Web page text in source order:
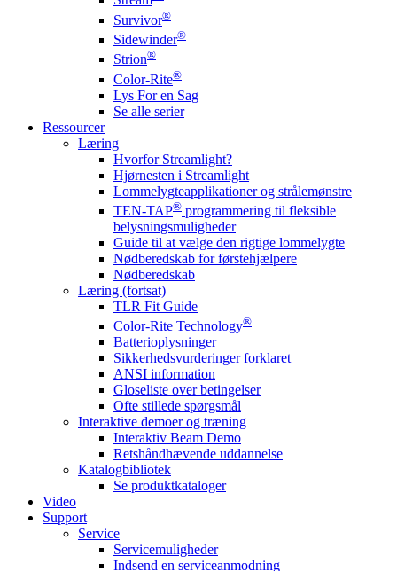
Survivor®
Sidewinder®
Strion®
Color-Rite®
Lys For en Sag
Se alle serier
Ressourcer
Læring
Hvorfor Streamlight?
Hjørnesten i Streamlight
Lommelygteapplikationer og strålemønstre
TEN-TAP® programmering til fleksible
belysningsmuligheder
Guide til at vælge den rigtige lommelygte
Nødberedskab for førstehjælpere
Nødberedskab
Læring (fortsat)
TLR Fit Guide
Color-Rite Technology®
Batterioplysninger
Sikkerhedsvurderinger forklaret
ANSI information
Gloseliste over betingelser
Ofte stillede spørgsmål
Interaktive demoer og træning
Interaktiv Beam Demo
Retshåndhævende uddannelse
Katalogbibliotek
Se produktkataloger
Video
Support
Service
Servicemuligheder
Indsend en serviceanmodning